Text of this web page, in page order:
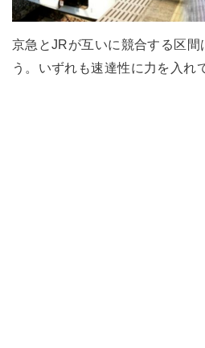
京急とJRが互いに競合する区間
う。いずれも速達性に力を入れ